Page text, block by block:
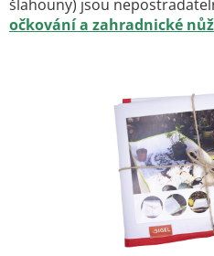
šlahouny) jsou
očkování a zahradnické